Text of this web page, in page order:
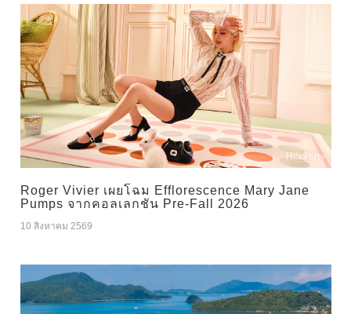
Roger Vivier เผยโฉม Efflorescence Mary Jane
Pumps จากคอลเลกชัน Pre-Fall 2026
10 สิงหาคม 2569